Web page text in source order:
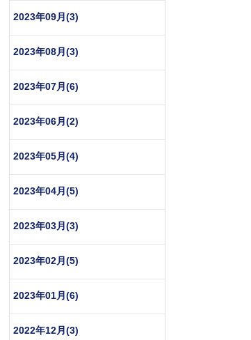
2023年09月(3)
2023年08月(3)
2023年07月(6)
2023年06月(2)
2023年05月(4)
2023年04月(5)
2023年03月(3)
2023年02月(5)
2023年01月(6)
2022年12月(3)